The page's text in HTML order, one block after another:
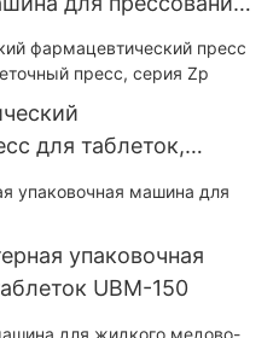
для таблеток,
серия Zp
упаковочная
UBM-150